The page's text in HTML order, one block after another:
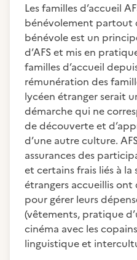
Les familles d’accueil
bénévolement partout
bénévole est un
d’AFS et mis en
familles d’accueil
rémunération des
lycéen étranger serait
démarche qui ne
de découverte et
d’une autre culture.
assurances des
et certains frais liés à la
étrangers accueillis ont
pour gérer leurs
(vêtements, pratique
cinéma avec les
linguistique et